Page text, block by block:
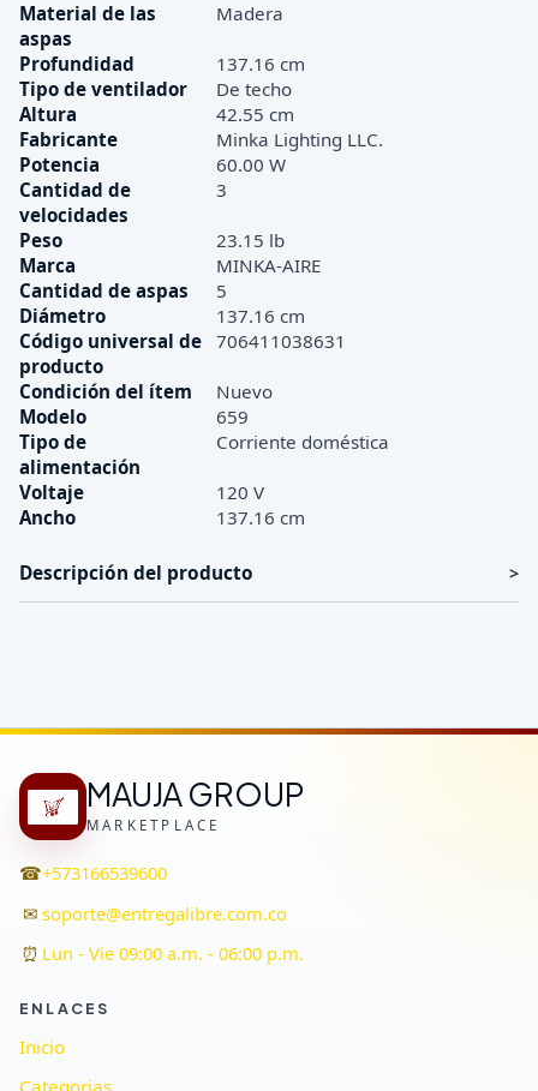
Material de las
aspas
Madera
Profundidad
137.16 cm
Tipo de ventilador
De techo
Altura
42.55 cm
Fabricante
Minka Lighting LLC.
Potencia
60.00 W
Cantidad de
velocidades
3
Peso
23.15 lb
Marca
MINKA-AIRE
Cantidad de aspas
5
Diámetro
137.16 cm
Código universal de
producto
706411038631
Condición del ítem
Nuevo
Modelo
659
Tipo de
alimentación
Corriente doméstica
Voltaje
120 V
Ancho
137.16 cm
Descripción del producto
MAUJA GROUP
MARKETPLACE
☎+573166539600
✉ soporte@entregalibre.com.co
⏰ Lun - Vie 09:00 a.m. - 06:00 p.m.
ENLACES
Inicio
Categorias